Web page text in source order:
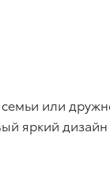
или
яркий